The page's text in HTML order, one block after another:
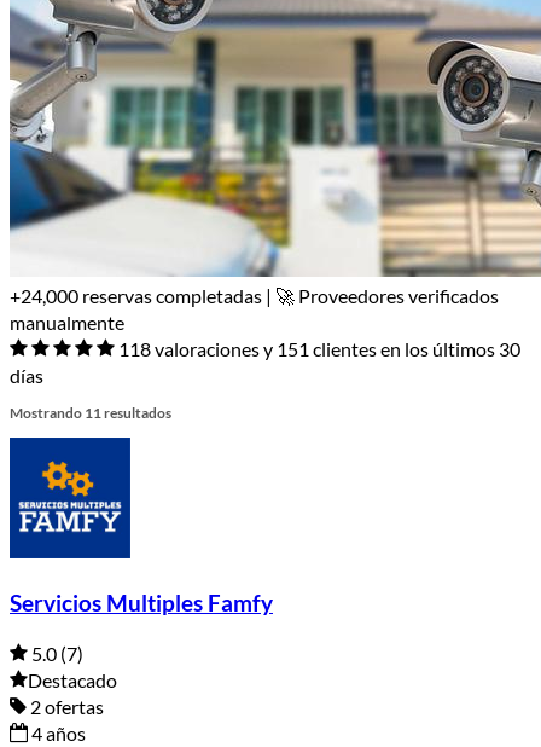
+24,000 reservas completadas | 🚀 Proveedores verificados
manualmente
118 valoraciones y 151 clientes en los últimos 30
días
Mostrando 11 resultados
Servicios Multiples Famfy
5.0 (7)
Destacado
2 ofertas
4 años